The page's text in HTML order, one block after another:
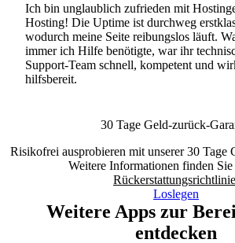
Ich bin unglaublich zufrieden mit
Hosting! Die Uptime ist durchweg
wodurch meine Seite reibungslos läuft.
immer ich Hilfe benötigte, war ihr
Support-Team schnell, kompetent und
hilfsbereit.
30 Tage Geld-zurück-
Risikofrei ausprobieren mit unserer 30 Tage
Weitere Informationen finden Sie
Rückerstattungsrichtlinie
Loslegen
Weitere Apps zur
entdecken